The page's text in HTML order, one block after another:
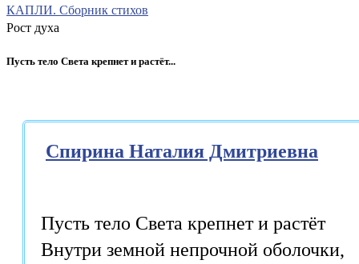
КАПЛИ. Сборник стихов
Рост духа
Пусть тело Света крепнет и растёт...
Спирина Наталия Дмитриевна
Пусть тело Света крепнет и растёт
Внутри земной непрочной оболочки,